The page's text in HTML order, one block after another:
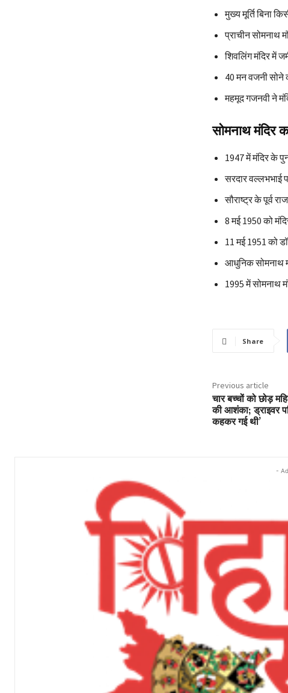
मुख्य मूर्ति बिना
प्राचीन सोमनाथ
शिवलिंग मंदिर में
40 मन वजनी सोने
महमूद गजनवी ने
सोमनाथ मंदिर
1947 में मंदिर के
सरदार वल्लभभाई
सौराष्ट्र के पूर्व
8 मई 1950 को
11 मई 1951 को
आधुनिक सोमनाथ
1995 में सोमनाथ
Share
Previous article
चार बच्चों को छोड़
की आशंका; ड्राइवर
कहकर गई थी’
-